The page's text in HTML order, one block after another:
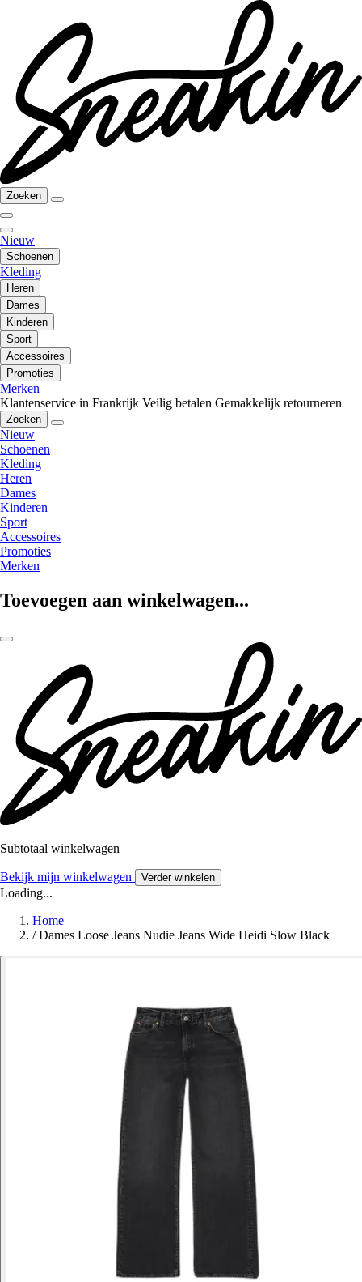
Zoeken
Nieuw
Schoenen
Kleding
Heren
Dames
Kinderen
Sport
Accessoires
Promoties
Merken
Klantenservice in Frankrijk Veilig betalen Gemakkelijk retourneren
Zoeken
Nieuw
Schoenen
Kleding
Heren
Dames
Kinderen
Sport
Accessoires
Promoties
Merken
Toevoegen aan winkelwagen...
Subtotaal winkelwagen
Bekijk mijn winkelwagen Verder winkelen
Loading...
Home
/ Dames Loose Jeans Nudie Jeans Wide Heidi Slow Black